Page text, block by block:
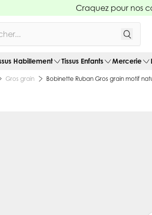
Craquez pour nos
Habillement Tissus Enfants Mercerie
Gros grain Bobinette Ruban Gros grain motif